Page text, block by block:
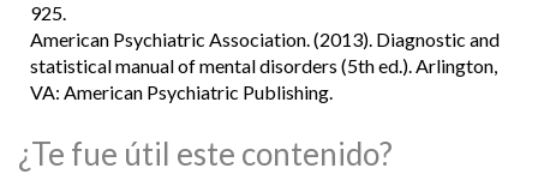
925.
American Psychiatric Association. (2013). Diagnostic and
statistical manual of mental disorders (5th ed.). Arlington,
VA: American Psychiatric Publishing.
¿Te fue útil este contenido?